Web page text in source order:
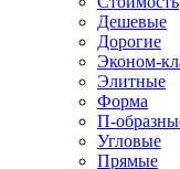
Дешевые
Дорогие
Эконом-
Элитные
Форма
П-
Угловые
Прямые